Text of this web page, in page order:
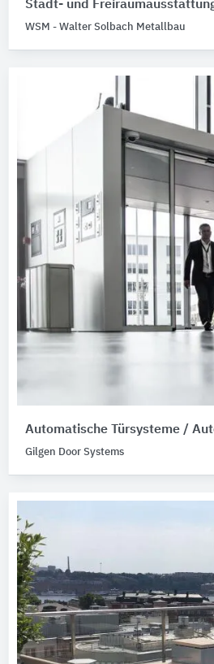
Stadt- und
WSM - Walter Solbach Metallbau
Automatische Türsysteme /
Gilgen Door Systems